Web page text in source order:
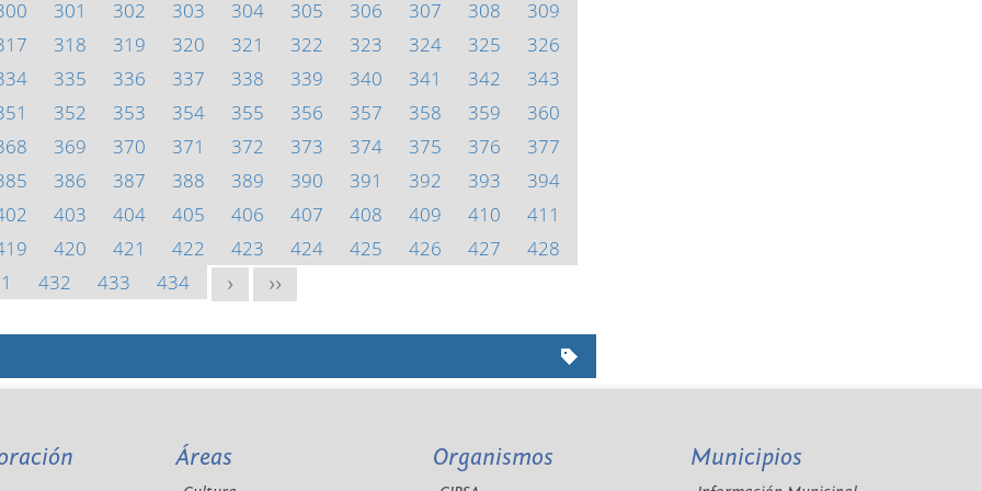
301 302 303 304 305 306 307 308
309
318 319 320 321 322 323 324 325
326
335 336 337 338 339 340 341 342
343
352 353 354 355 356 357 358 359
360
369 370 371 372 373 374 375 376
377
386 387 388 389 390 391 392 393
394
403 404 405 406 407 408 409 410
411
420 421 422 423 424 425 426 427
428
432 433 434 > >>
Áreas Organismos Municipios